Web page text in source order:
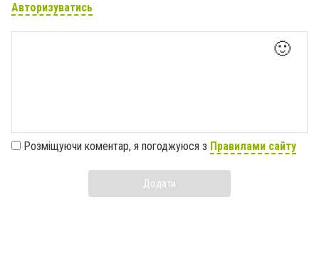
Авторизуватись
🙂
Розміщуючи коментар, я погоджуюся з Правилами сайту
Додати